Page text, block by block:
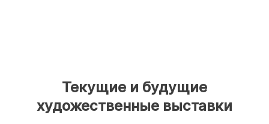
Текущие и будущие
художественные выставки